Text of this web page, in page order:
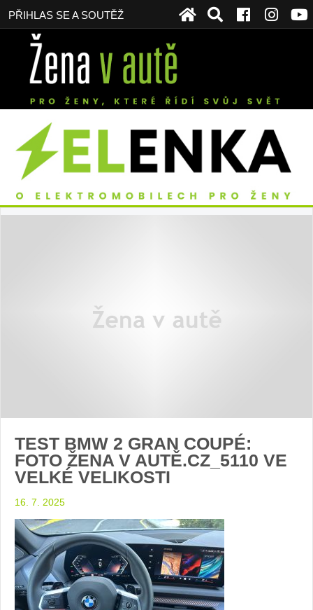
PŘIHLAS SE A SOUTĚŽ
TEST BMW 2 GRAN COUPÉ:
FOTO ŽENA V AUTĚ.CZ_5110 VE
VELKÉ VELIKOSTI
16. 7. 2025